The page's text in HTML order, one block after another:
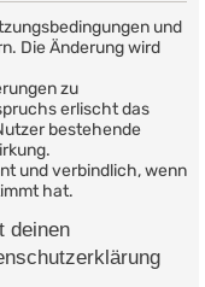
und
Die Änderung wird
zu
erlischt das
bestehende
und verbindlich, wenn
hat.
deinen